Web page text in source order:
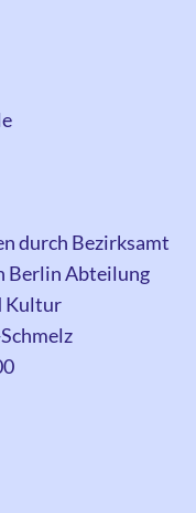
durch Bezirksamt
Berlin Abteilung
Kultur